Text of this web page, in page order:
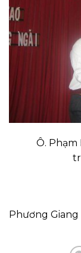
Ô. Phạm
Phương Giang